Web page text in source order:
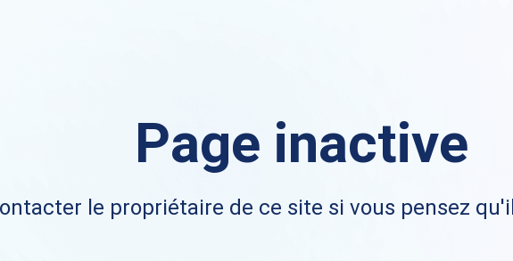
Page inactive
le propriétaire de ce site si vous pensez